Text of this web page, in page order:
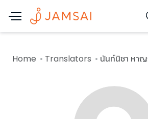
Home Translators นันท์นิชา หา